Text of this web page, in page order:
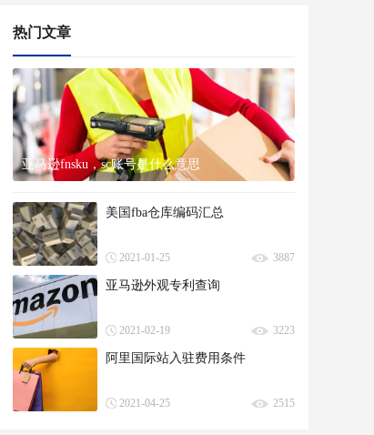
热门文章
亚马逊fnsku，sc账号是什么意思
美国fba仓库编码汇总
2021-01-25 3887
亚马逊外观专利查询
2021-02-19 3223
阿里国际站入驻费用条件
2021-04-25 2515